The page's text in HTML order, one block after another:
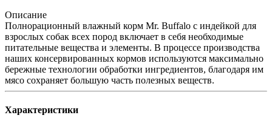
Описание
Полнорационный влажный корм Mr. Buffalo с индейкой для
взрослых собак всех пород включает в себя необходимые
питательные вещества и элементы. В процессе производства
наших консервированных кормов используются максимально
бережные технологии обработки ингредиентов, благодаря им
мясо сохраняет большую часть полезных веществ.
Характеристики